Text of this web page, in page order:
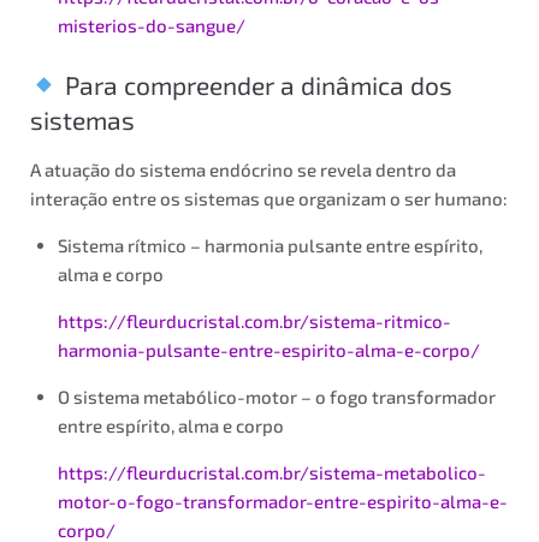
misterios-do-sangue/
Para compreender a dinâmica dos
sistemas
A atuação do sistema endócrino se revela dentro da
interação entre os sistemas que organizam o ser humano:
Sistema rítmico – harmonia pulsante entre espírito,
alma e corpo
https://fleurducristal.com.br/sistema-ritmico-
harmonia-pulsante-entre-espirito-alma-e-corpo/
O sistema metabólico-motor – o fogo transformador
entre espírito, alma e corpo
https://fleurducristal.com.br/sistema-metabolico-
motor-o-fogo-transformador-entre-espirito-alma-e-
corpo/